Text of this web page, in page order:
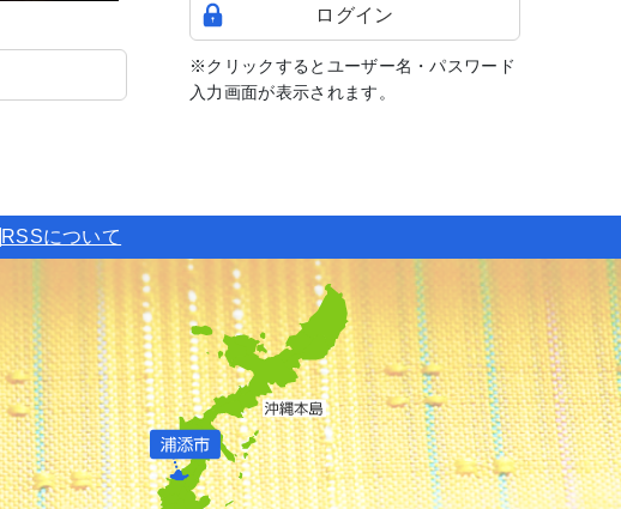
ログイン
※クリックするとユーザー名・パスワード
入力画面が表示されます。
RSSについて